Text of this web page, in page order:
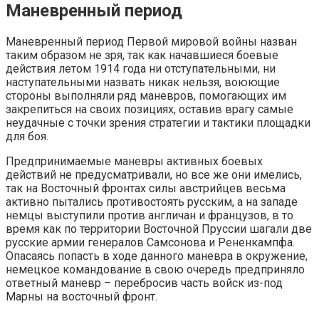
Маневренный период
Маневренный период Первой мировой войны назван
таким образом не зря, так как начавшиеся боевые
действия летом 1914 года ни отступательными, ни
наступательными назвать никак нельзя, воюющие
стороны выполняли ряд маневров, помогающих им
закрепиться на своих позициях, оставив врагу самые
неудачные с точки зрения стратегии и тактики площадки
для боя.
Предпринимаемые маневры активных боевых
действий не предусматривали, но все же они имелись,
так на Восточный фронтах силы австрийцев весьма
активно пытались противостоять русским, а на западе
немцы выступили против англичан и французов, в то
время как по территории Восточной Пруссии шагали две
русские армии генералов Самсонова и Рененкампфа.
Опасаясь попасть в ходе данного маневра в окружение,
немецкое командование в свою очередь предприняло
ответный маневр – перебросив часть войск из-под
Марны на восточный фронт.